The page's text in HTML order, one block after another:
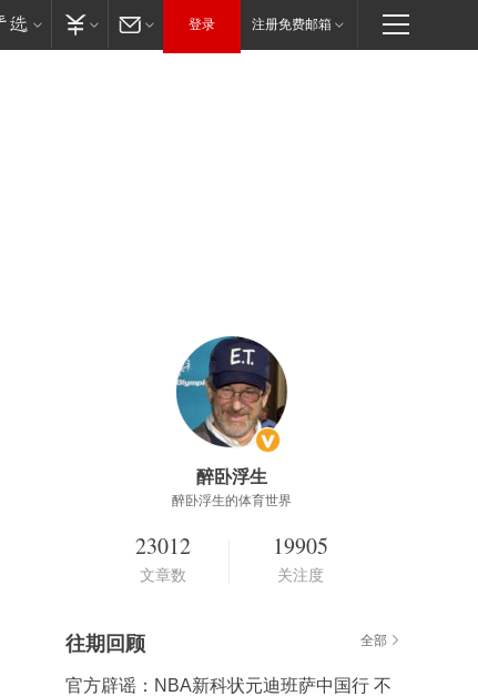
登录 注册免费邮箱
醉卧浮生
醉卧浮生的体育世界
23012
文章数
19905
关注度
往期回顾 全部
官方辟谣：NBA新科状元迪班萨中国行 不